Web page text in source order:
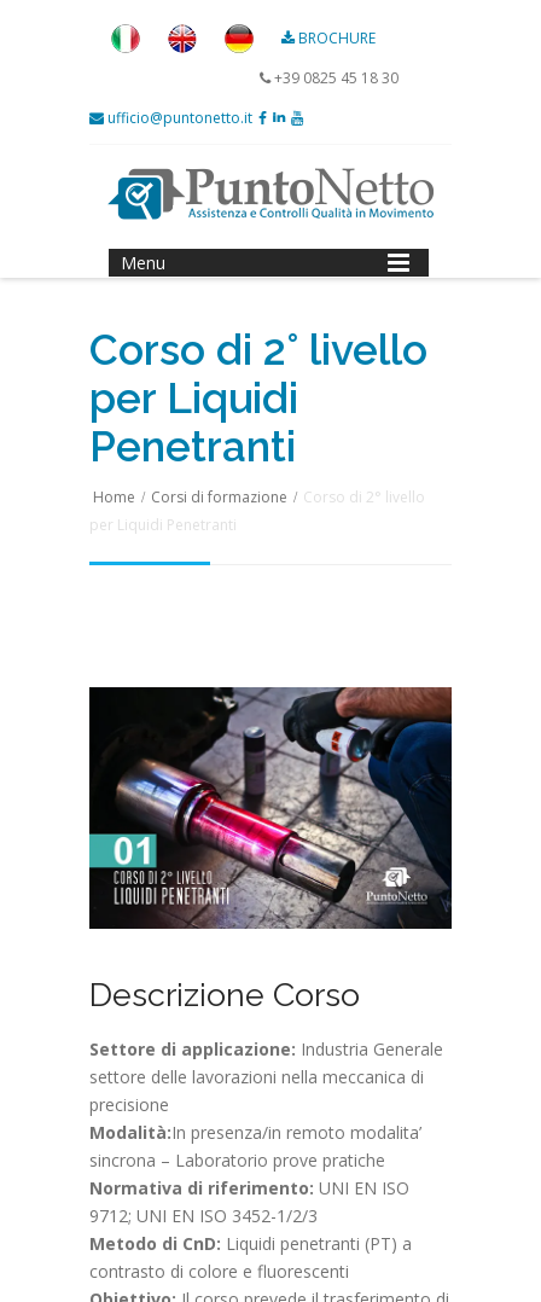
BROCHURE
+39 0825 45 18 30
ufficio@puntonetto.it
Menu
Corso di 2° livello
per Liquidi
Penetranti
Home / Corsi di formazione / Corso di 2° livello
per Liquidi Penetranti
Descrizione Corso
Settore di applicazione: Industria Generale
settore delle lavorazioni nella meccanica di
precisione
Modalità:In presenza/in remoto modalita’
sincrona – Laboratorio prove pratiche
Normativa di riferimento: UNI EN ISO
9712; UNI EN ISO 3452-1/2/3
Metodo di CnD: Liquidi penetranti (PT) a
contrasto di colore e fluorescenti